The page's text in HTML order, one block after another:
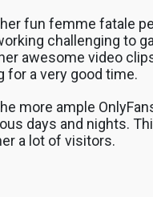
fun femme fatale
challenging to
awesome video
for a very good time.
more ample
days and nights.
a lot of visitors.